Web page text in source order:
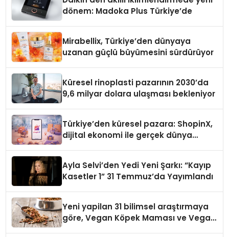
dönem: Madoka Plus Türkiye’de
Mirabellix, Türkiye’den dünyaya
uzanan güçlü büyümesini sürdürüyor
Küresel rinoplasti pazarının 2030’da
9,6 milyar dolara ulaşması bekleniyor
Türkiye’den küresel pazara: ShopinX,
dijital ekonomi ile gerçek dünya
Ayla Selvi’den Yedi Yeni Şarkı: “Kayıp
Kasetler 1” 31 Temmuz’da Yayımlandı
Yeni yapilan 31 bilimsel araştırmaya
göre, Vegan Köpek Maması ve Vegan